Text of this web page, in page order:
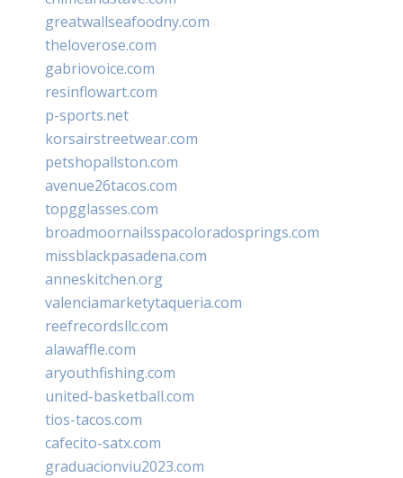
greatwallseafoodny.com
theloverose.com
gabriovoice.com
resinflowart.com
p-sports.net
korsairstreetwear.com
petshopallston.com
avenue26tacos.com
topgglasses.com
broadmoornailsspacoloradosprings.com
missblackpasadena.com
anneskitchen.org
valenciamarketytaqueria.com
reefrecordsllc.com
alawaffle.com
aryouthfishing.com
united-basketball.com
tios-tacos.com
cafecito-satx.com
graduacionviu2023.com